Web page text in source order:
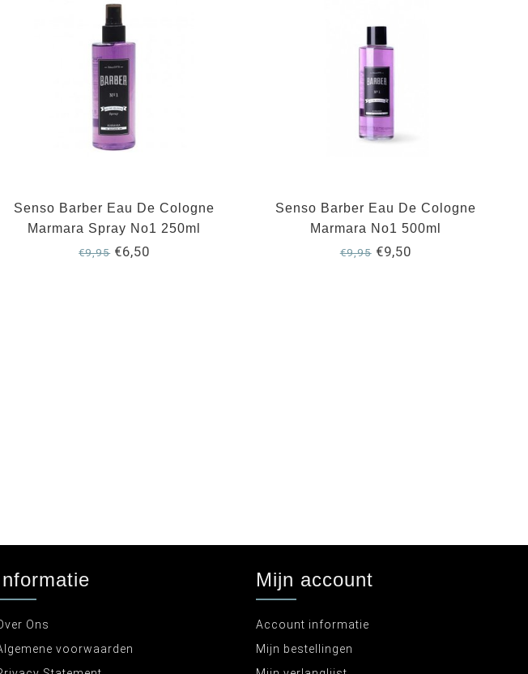
Senso Barber Eau De Cologne
Marmara Spray No1 250ml
€9,95€6,50
Senso Barber Eau De Cologne
Marmara No1 500ml
€9,95€9,50
Ons
voorwaarden
Mijn account
Account informatie
Mijn bestellingen